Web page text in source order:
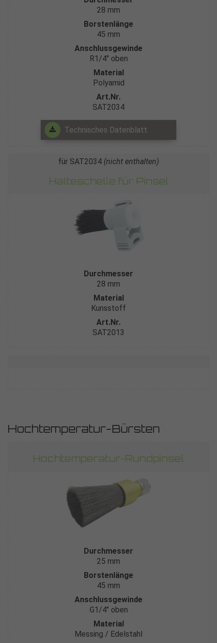
28 mm
Borstenlänge
45 mm
Anschlussgewinde
R1/4″ oben
Material
Polyamid
Art.Nr.
SAT2034
Technisches Datenblatt
für SAT2034 (nicht enthalten)
Halteschelle für Pinsel
Durchmesser
28 mm
Material
Kunsstoff
Art.Nr.
SAT2013
Hochtemperatur-Bürsten
Hochtemperatur-Rundpinsel
Durchmesser
25 mm
Borstenlänge
45 mm
Anschlussgewinde
G1/4″ oben
Material
Messing / Edelstahl